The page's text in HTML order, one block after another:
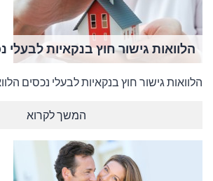
הלוואות גישור חוץ בנקאיות לבעלי
הלוואות גישור חוץ בנקאיות לבעלי נכסים
המשך לקרוא